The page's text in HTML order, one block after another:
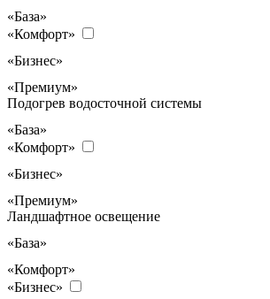
«База»
«Комфорт»
«Бизнес»
«Премиум»
Подогрев водосточной системы
«База»
«Комфорт»
«Бизнес»
«Премиум»
Ландшафтное освещение
«База»
«Комфорт»
«Бизнес»